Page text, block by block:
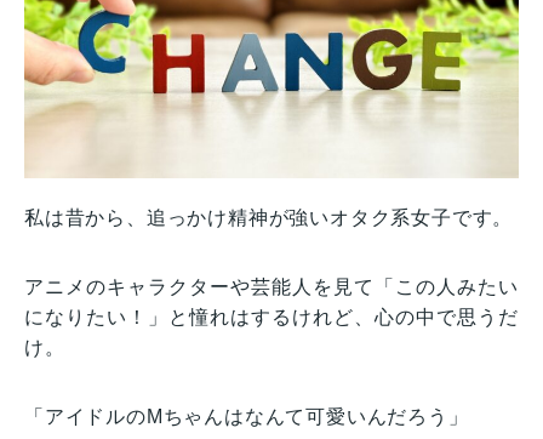
私は昔から、追っかけ精神が強いオタク系女子です。
アニメのキャラクターや芸能人を見て「この人みたい
になりたい！」と憧れはするけれど、心の中で思うだ
け。
「アイドルのMちゃんはなんて可愛いんだろう」